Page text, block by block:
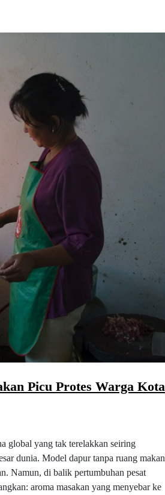
Picu Protes Warga Kota
global yang tak terelakkan seiring
dunia. Model dapur tanpa ruang makan
Namun, di balik pertumbuhan pesat
aroma masakan yang menyebar ke